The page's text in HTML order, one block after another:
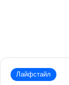
Лайфстайл